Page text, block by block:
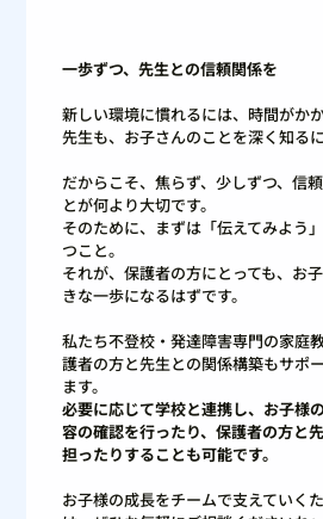
一歩ずつ、先生との信頼関係を
新しい環境に慣れるには、時間がかか
先生も、お子さんのことを深く知る
だからこそ、焦らず、少しずつ、信
とが何より大切です。
そのために、まずは「伝えてみよう
つこと。
それが、保護者の方にとっても、お
きな一歩になるはずです。
私たち不登校・発達障害専門の家庭
護者の方と先生との関係構築もサポ
ます。
必要に応じて学校と連携し、お子様
容の確認を行ったり、保護者の方と
担ったりすることも可能です。
お子様の成長をチームで支えていく